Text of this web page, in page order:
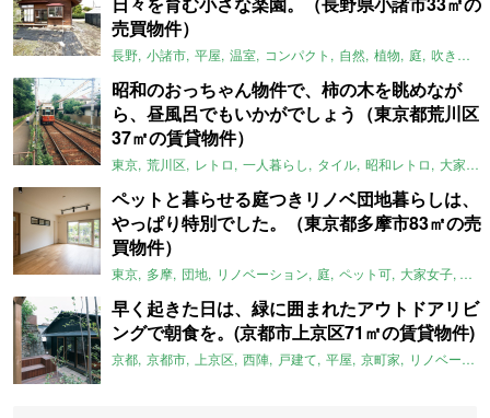
売買物件）
長野 小諸市 平屋 温室 コンパクト 自然 植物 庭 吹き抜け
昭和のおっちゃん物件で、柿の木を眺めなが
ら、昼風呂でもいかがでしょう（東京都荒川区
37㎡の賃貸物件）
東京 荒川区 レトロ 一人暮らし タイル 昭和レトロ 大家女子
ペットと暮らせる庭つきリノベ団地暮らしは、
やっぱり特別でした。（東京都多摩市83㎡の売
買物件）
東京 多摩 団地 リノベーション 庭 ペット可 大家女子 団
早く起きた日は、緑に囲まれたアウトドアリビ
ングで朝食を。(京都市上京区71㎡の賃貸物件)
京都 京都市 上京区 西陣 戸建て 平屋 京町家 リノベーション